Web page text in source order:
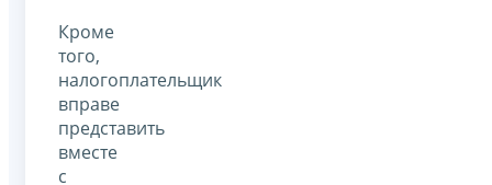
Кроме
того,
налогоплательщик
вправе
представить
вместе
с